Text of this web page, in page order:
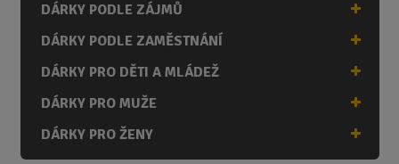
aDÁRKY PODLE ZÁJMŮ
DÁRKY PODLE ZAMĚSTNÁNÍ
DÁRKY PRO DĚTI A MLÁDEŽ
DÁRKY PRO MUŽE
DÁRKY PRO ŽENY